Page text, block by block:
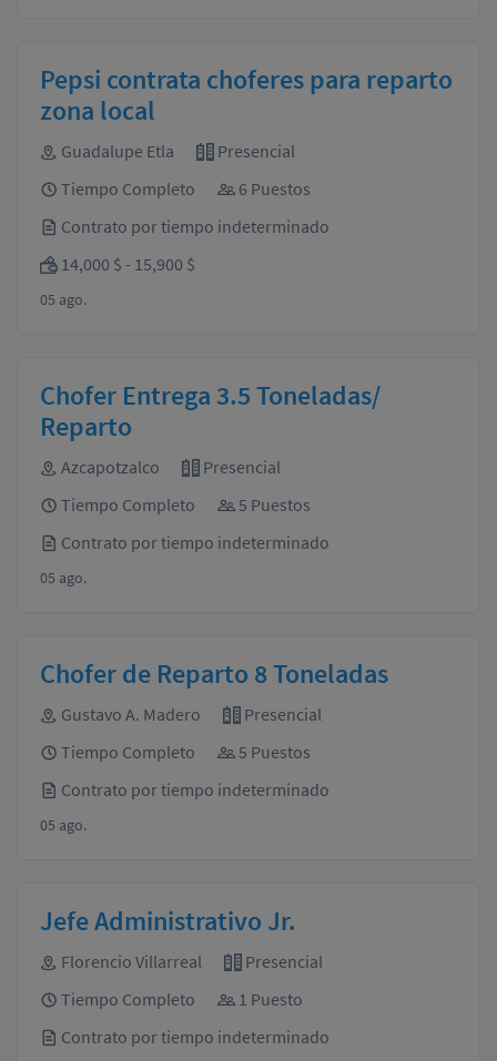
Pepsi contrata choferes para reparto
zona local
Guadalupe Etla
Presencial
Tiempo Completo
6 Puestos
Contrato por tiempo indeterminado
14,000 $ - 15,900 $
05 ago.
Chofer Entrega 3.5 Toneladas/
Reparto
Azcapotzalco
Presencial
Tiempo Completo
5 Puestos
Contrato por tiempo indeterminado
05 ago.
Chofer de Reparto 8 Toneladas
Gustavo A. Madero
Presencial
Tiempo Completo
5 Puestos
Contrato por tiempo indeterminado
05 ago.
Jefe Administrativo Jr.
Florencio Villarreal
Presencial
Tiempo Completo
1 Puesto
Contrato por tiempo indeterminado